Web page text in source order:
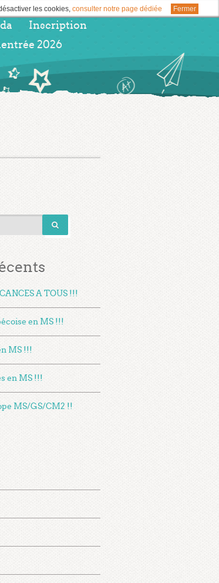
les cookies, consulter notre page dédiée Fermer
Inscription
2026
A TOUS !!!
en MS !!!
MS !!!
en MS !!!
MS/GS/CM2 !!